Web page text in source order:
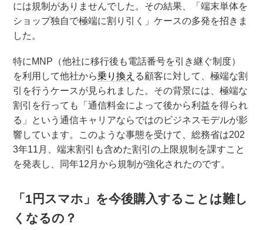
には規制がありませんでした。その結果、「端末単体を
ショップ独自で極端に割り引く」ケースの多発を招きま
した。
特にMNP（他社に移行後も電話番号を引き継ぐ制度）
を利用して他社から乗り換え る顧客に対して、極端な割
引を行うケースが見られました。その背景には、極端な
割引を行っても「通信料金によって後から利益を得られ
る」という通信キャリアならではのビジネスモデルが影
響しています。このような事態を受けて、総務省は202
3年11月、端末割引も含めた割引の上限規制を課すこと
を発表し、同年12月から規制が強化されたのです。
「1円スマホ」を今後購入することは難し
くなるの？